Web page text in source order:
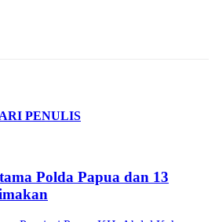
PENULIS
Polda Papua dan 13